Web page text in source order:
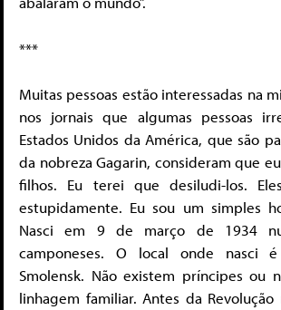
***
Muitas pessoas estão interessadas na
nos jornais que algumas pessoas
Estados Unidos da América, que são
da nobreza Gagarin, consideram que
filhos. Eu terei que desiludi-los.
estupidamente. Eu sou um simples
Nasci em 9 de março de 1934
camponeses. O local onde nasci
Smolensk. Não existem príncipes ou
linhagem familiar. Antes da